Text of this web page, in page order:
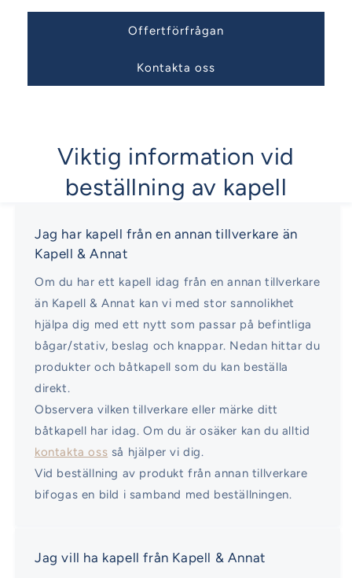
Offertförfrågan
Kontakta oss
Viktig information vid
beställning av kapell
Jag har kapell från en annan tillverkare än
Kapell & Annat
Om du har ett kapell idag från en annan tillverkare
än Kapell & Annat kan vi med stor sannolikhet
hjälpa dig med ett nytt som passar på befintliga
bågar/stativ, beslag och knappar. Nedan hittar du
produkter och båtkapell som du kan beställa
direkt.
Observera vilken tillverkare eller märke ditt
båtkapell har idag. Om du är osäker kan du alltid
kontakta oss så hjälper vi dig.
Vid beställning av produkt från annan tillverkare
bifogas en bild i samband med beställningen.
Jag vill ha kapell från Kapell & Annat